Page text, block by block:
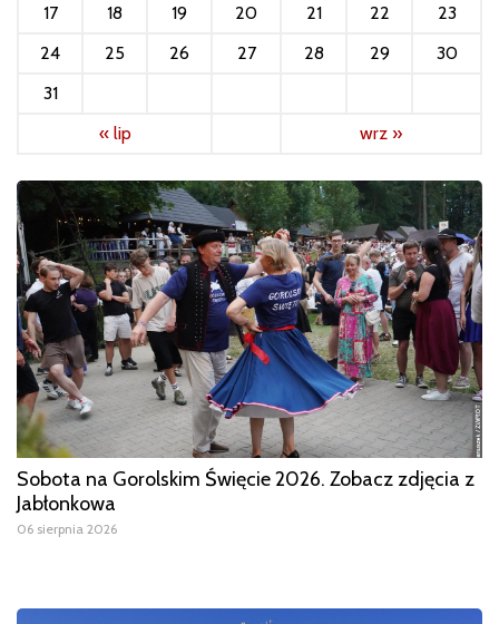
17
18 19 20 21 22
23
24
25 26 27 28 29
30
31
« lip
wrz »
Sobota na Gorolskim Święcie 2026. Zobacz zdjęcia z
Jabłonkowa
06 sierpnia 2026